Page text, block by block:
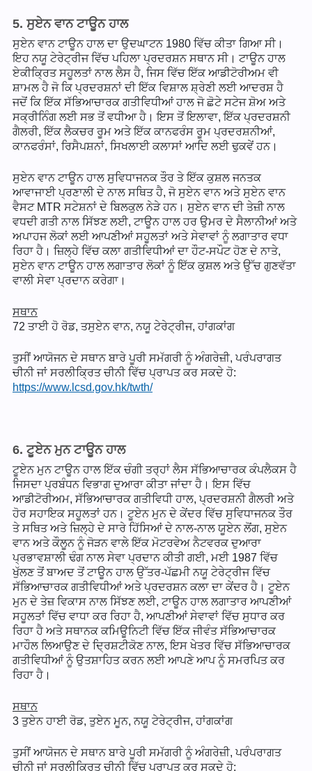
5. ਸੁਏਨ ਵਾਨ ਟਾਊਨ ਹਾਲ
ਸੁਏਨ ਵਾਨ ਟਾਊਨ ਹਾਲ ਦਾ ਉਦਘਾਟਨ 1980 ਵਿੱਚ ਕੀਤਾ ਗਿਆ ਸੀ।
ਇਹ ਨਯੂ ਟੇਰੇਟ੍ਰੀਜ ਵਿੱਚ ਪਹਿਲਾ ਪ੍ਰਦਰਸ਼ਨ ਸਥਾਨ ਸੀ। ਟਾਊਨ ਹਾਲ
ਏਕੀਕ੍ਰਿਤ ਸਹੂਲਤਾਂ ਨਾਲ ਲੈਸ ਹੈ, ਜਿਸ ਵਿੱਚ ਇੱਕ ਆਡੀਟੋਰੀਅਮ ਵੀ
ਸ਼ਾਮਲ ਹੈ ਜੋ ਕਿ ਪ੍ਰਦਰਸ਼ਨਾਂ ਦੀ ਇੱਕ ਵਿਸ਼ਾਲ ਸ਼੍ਰੇਣੀ ਲਈ ਆਦਰਸ਼ ਹੈ
ਜਦੋਂ ਕਿ ਇੱਕ ਸੱਭਿਆਚਾਰਕ ਗਤੀਵਿਧੀਆਂ ਹਾਲ ਜੋ ਛੋਟੇ ਸਟੇਜ ਸ਼ੋਅ ਅਤੇ
ਸਕ੍ਰੀਨਿੰਗ ਲਈ ਸਭ ਤੋਂ ਵਧੀਆ ਹੈ। ਇਸ ਤੋਂ ਇਲਾਵਾ, ਇੱਕ ਪ੍ਰਦਰਸ਼ਨੀ
ਗੈਲਰੀ, ਇੱਕ ਲੈਕਚਰ ਰੂਮ ਅਤੇ ਇੱਕ ਕਾਨਫਰੰਸ ਰੂਮ ਪ੍ਰਦਰਸ਼ਨੀਆਂ,
ਕਾਨਫਰੰਸਾਂ, ਰਿਸੈਪਸ਼ਨਾਂ, ਸਿਖਲਾਈ ਕਲਾਸਾਂ ਆਦਿ ਲਈ ਢੁਕਵੇਂ ਹਨ।
ਸੁਏਨ ਵਾਨ ਟਾਊਨ ਹਾਲ ਸੁਵਿਧਾਜਨਕ ਤੌਰ ਤੇ ਇੱਕ ਕੁਸ਼ਲ ਜਨਤਕ
ਆਵਾਜਾਈ ਪ੍ਰਣਾਲੀ ਦੇ ਨਾਲ ਸਥਿਤ ਹੈ, ਜੋ ਸੁਏਨ ਵਾਨ ਅਤੇ ਸੁਏਨ ਵਾਨ
ਵੈਸਟ MTR ਸਟੇਸ਼ਨਾਂ ਦੇ ਬਿਲਕੁਲ ਨੇੜੇ ਹਨ। ਸੁਏਨ ਵਾਨ ਦੀ ਤੇਜ਼ੀ ਨਾਲ
ਵਧਦੀ ਗਤੀ ਨਾਲ ਸਿੱਝਣ ਲਈ, ਟਾਊਨ ਹਾਲ ਹਰ ਉਮਰ ਦੇ ਸੈਲਾਨੀਆਂ ਅਤੇ
ਅਪਾਹਜ ਲੋਕਾਂ ਲਈ ਆਪਣੀਆਂ ਸਹੂਲਤਾਂ ਅਤੇ ਸੇਵਾਵਾਂ ਨੂੰ ਲਗਾਤਾਰ ਵਧਾ
ਰਿਹਾ ਹੈ। ਜ਼ਿਲ੍ਹੇ ਵਿੱਚ ਕਲਾ ਗਤੀਵਿਧੀਆਂ ਦਾ ਹੌਟ-ਸਪੌਟ ਹੋਣ ਦੇ ਨਾਤੇ,
ਸੁਏਨ ਵਾਨ ਟਾਊਨ ਹਾਲ ਲਗਾਤਾਰ ਲੋਕਾਂ ਨੂੰ ਇੱਕ ਕੁਸ਼ਲ ਅਤੇ ਉੱਚ ਗੁਣਵੱਤਾ
ਵਾਲੀ ਸੇਵਾ ਪ੍ਰਦਾਨ ਕਰੇਗਾ।
ਸਥਾਨ
72 ਤਾਈ ਹੋ ਰੋਡ, ਤਸੁਏਨ ਵਾਨ, ਨਯੂ ਟੇਰੇਟ੍ਰੀਜ, ਹਾਂਗਕਾਂਗ
ਤੁਸੀਂ ਆਯੋਜਨ ਦੇ ਸਥਾਨ ਬਾਰੇ ਪੂਰੀ ਸਮੱਗਰੀ ਨੂੰ ਅੰਗਰੇਜ਼ੀ, ਪਰੰਪਰਾਗਤ
ਚੀਨੀ ਜਾਂ ਸਰਲੀਕ੍ਰਿਤ ਚੀਨੀ ਵਿੱਚ ਪ੍ਰਾਪਤ ਕਰ ਸਕਦੇ ਹੋ:
https://www.lcsd.gov.hk/twth/
6. ਟੂਏਨ ਮੁਨ ਟਾਊਨ ਹਾਲ
ਟੂਏਨ ਮੁਨ ਟਾਊਨ ਹਾਲ ਇੱਕ ਚੰਗੀ ਤਰ੍ਹਾਂ ਲੈਸ ਸੱਭਿਆਚਾਰਕ ਕੰਪਲੈਕਸ ਹੈ
ਜਿਸਦਾ ਪ੍ਰਬੰਧਨ ਵਿਭਾਗ ਦੁਆਰਾ ਕੀਤਾ ਜਾਂਦਾ ਹੈ। ਇਸ ਵਿੱਚ
ਆਡੀਟੋਰੀਅਮ, ਸੱਭਿਆਚਾਰਕ ਗਤੀਵਿਧੀ ਹਾਲ, ਪ੍ਰਦਰਸ਼ਨੀ ਗੈਲਰੀ ਅਤੇ
ਹੋਰ ਸਹਾਇਕ ਸਹੂਲਤਾਂ ਹਨ। ਟੂਏਨ ਮੁਨ ਦੇ ਕੇਂਦਰ ਵਿੱਚ ਸੁਵਿਧਾਜਨਕ ਤੌਰ
ਤੇ ਸਥਿਤ ਅਤੇ ਜ਼ਿਲ੍ਹੇ ਦੇ ਸਾਰੇ ਹਿੱਸਿਆਂ ਦੇ ਨਾਲ-ਨਾਲ ਯੂਏਨ ਲੋਂਗ, ਸੁਏਨ
ਵਾਨ ਅਤੇ ਕੌਲੂਨ ਨੂੰ ਜੋੜਨ ਵਾਲੇ ਇੱਕ ਮੋਟਰਵੇਅ ਨੈਟਵਰਕ ਦੁਆਰਾ
ਪ੍ਰਭਾਵਸ਼ਾਲੀ ਢੰਗ ਨਾਲ ਸੇਵਾ ਪ੍ਰਦਾਨ ਕੀਤੀ ਗਈ, ਮਈ 1987 ਵਿੱਚ
ਖੁੱਲਣ ਤੋਂ ਬਾਅਦ ਤੋਂ ਟਾਊਨ ਹਾਲ ਉੱਤਰ-ਪੱਛਮੀ ਨਯੂ ਟੇਰੇਟ੍ਰੀਜ ਵਿੱਚ
ਸੱਭਿਆਚਾਰਕ ਗਤੀਵਿਧੀਆਂ ਅਤੇ ਪ੍ਰਦਰਸ਼ਨ ਕਲਾ ਦਾ ਕੇਂਦਰ ਹੈ। ਟੂਏਨ
ਮੁਨ ਦੇ ਤੇਜ਼ ਵਿਕਾਸ ਨਾਲ ਸਿੱਝਣ ਲਈ, ਟਾਊਨ ਹਾਲ ਲਗਾਤਾਰ ਆਪਣੀਆਂ
ਸਹੂਲਤਾਂ ਵਿੱਚ ਵਾਧਾ ਕਰ ਰਿਹਾ ਹੈ, ਆਪਣੀਆਂ ਸੇਵਾਵਾਂ ਵਿੱਚ ਸੁਧਾਰ ਕਰ
ਰਿਹਾ ਹੈ ਅਤੇ ਸਥਾਨਕ ਕਮਿਊਨਿਟੀ ਵਿੱਚ ਇੱਕ ਜੀਵੰਤ ਸੱਭਿਆਚਾਰਕ
ਮਾਹੌਲ ਲਿਆਉਣ ਦੇ ਦ੍ਰਿਸ਼ਟੀਕੋਣ ਨਾਲ, ਇਸ ਖੇਤਰ ਵਿੱਚ ਸੱਭਿਆਚਾਰਕ
ਗਤੀਵਿਧੀਆਂ ਨੂੰ ਉਤਸ਼ਾਹਿਤ ਕਰਨ ਲਈ ਆਪਣੇ ਆਪ ਨੂੰ ਸਮਰਪਿਤ ਕਰ
ਰਿਹਾ ਹੈ।
ਸਥਾਨ
3 ਤੁਏਨ ਹਾਈ ਰੋਡ, ਤੁਏਨ ਮੂਨ, ਨਯੂ ਟੇਰੇਟ੍ਰੀਜ, ਹਾਂਗਕਾਂਗ
ਤੁਸੀਂ ਆਯੋਜਨ ਦੇ ਸਥਾਨ ਬਾਰੇ ਪੂਰੀ ਸਮੱਗਰੀ ਨੂੰ ਅੰਗਰੇਜ਼ੀ, ਪਰੰਪਰਾਗਤ
ਚੀਨੀ ਜਾਂ ਸਰਲੀਕ੍ਰਿਤ ਚੀਨੀ ਵਿੱਚ ਪ੍ਰਾਪਤ ਕਰ ਸਕਦੇ ਹੋ: